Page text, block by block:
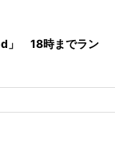
」 18時までラン